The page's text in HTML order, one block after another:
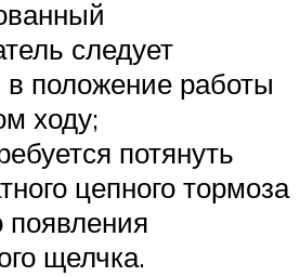
следует
в положение работы
ходу;
потянуть
цепного тормоза
появления
щелчка.